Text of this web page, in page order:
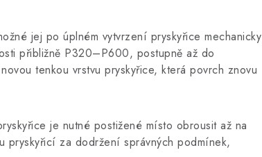
jej po úplném vytvrzení pryskyřice mechanicky
přibližně P320–P600, postupně až do
tenkou vrstvu pryskyřice, která povrch znovu
je nutné postižené místo obrousit až na
pryskyřicí za dodržení správných podmínek,